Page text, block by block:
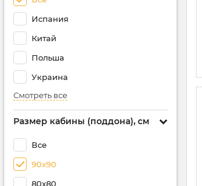
Испания
Китай
Польша
Украина
Смотреть все
Размер кабины (поддона), см
Все
90x90
80x80